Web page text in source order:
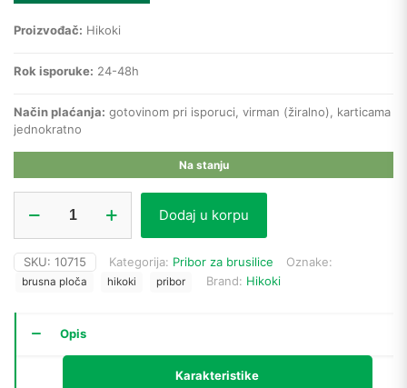
Proizvođač: Hikoki
Rok isporuke: 24-48h
Način plaćanja: gotovinom pri isporuci, virman (žiralno), karticama
jednokratno
Na stanju
brusna
za
metal
4100234
Dodaj u korpu
SKU: 10715 Kategorija: Pribor za brusilice Oznake:
brusna ploča hikoki pribor Brand: Hikoki
Opis
Karakteristike